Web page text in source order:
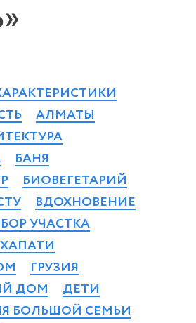
АЛМАТЫ
БАНЯ
БИОВЕГЕТАРИЙ
ВДОХНОВЕНИЕ
УЧАСТКА
ГРУЗИЯ
ДОМ
ДЕТИ
БОЛЬШОЙ СЕМЬИ